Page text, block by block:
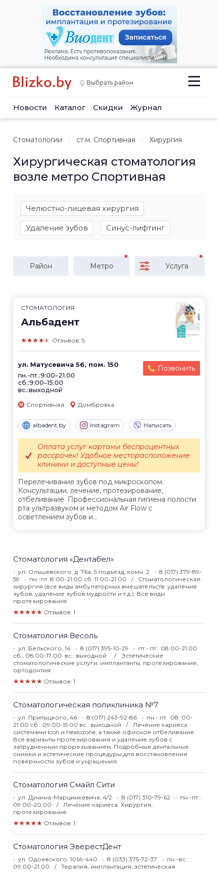
Выбрать район
Новости Каталог Скидки Журнал
Стоматологии ст.м. Спортивная Хирургия
Хирургическая стоматология
возле метро Спортивная
Челюстно-лицевая хирургия
Удаление зубов Синус-лифтинг
Район Метро Услуга
СТОМАТОЛОГИЯ
Альбадент
★★★★★ Отзывов: 5
ул. Матусевича 56, пом. 150
пн.-пт.:9:00–21.00
сб.:9:00–15.00
вс.:выходной
Позвонить
Спортивная Домбровка
albadent.by Instagram Написать
Перелечивание зубов под микроскопом.
Консультации, лечение, протезирование,
отбеливание. Профессиональная гигиена полости
рта ультразвуком и методом Air Flow c
осветлением зубов и...
Оплата услуг картами беспроцентных
рассрочек! Удобное месторасположение
клиники и доступные цены!
Стоматология «Дентабел»
ул. Ольшевского, д. 76а, 5 подъезд, комн. 2
8 (017) 379-89-
59
пн.-пт.:8:00-21:00 сб.:11:00-21:00
Стоматологическая
хирургия (все виды амбулаторных вмешательств: удаление
зубов, удаление зубов мудрости и т.д.). Все виды
протезирования.
★★★★★ Отзывов: 1
Стоматология Весоль
ул. Бельского, 14 8 (017) 395-10-29
пт.- пт.: 08:00-21:00
сб.: 08:00-17:00 вс.: выходной
Эстетические
стоматологические услуги, имплантанты, протезирование,
ортодонтия.
★★★★★ Отзывов: 1
Стоматологическая поликлиника №7
ул. Притыцкого, 46 8 (017) 243-92-86
пн.- пт.: 08::00-
21:00 сб.: 09:00-15:00 вс.: выходной
Лечение кариеса
системами Icon и Healozone, а также офисное отбеливание.
Все варианты протезирования и удаление зубов с
затрудненным прорезыванием. Подробные дентальные
снимки и эстетические процедуры для восстановления
поверхности зубов и украшения.
Стоматология Смайл Сити
ул. Дунина-Марцинкевича, 4/2 8 (017) 310-79-62
пн.-пт.:
09:00-20:00
Лечение кариеса. Хирургия,
протезирование.
★★★★★ Отзывов: 1
Стоматология ЭверестДент
ул. Одоевского, 101А-440 8 (033) 375-72-37
пн.-вс.:
09:00–21:00
Терапия, имплантация, эстетическая